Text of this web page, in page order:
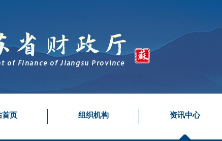
首页 组织机构 资讯中心